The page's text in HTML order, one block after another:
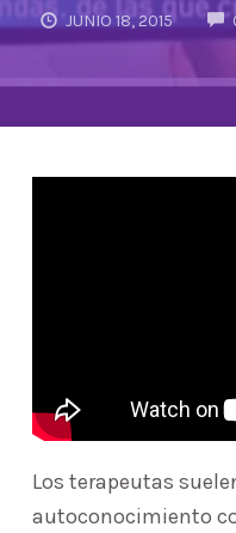
JUNIO 18, 2015
Los terapeutas
autoconocimiento